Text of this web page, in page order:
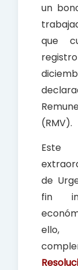
un
que
(RMV).
Este
de
fin
ello,